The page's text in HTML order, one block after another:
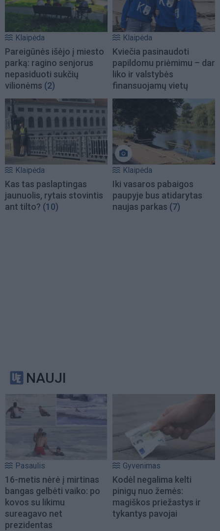
Klaipėda
Pareigūnės išėjo į miesto
parką: ragino senjorus
nepasiduoti sukčių
vilionėms (2)
Klaipėda
Kviečia pasinaudoti
papildomu priėmimu – dar
liko ir valstybės
finansuojamų vietų
Klaipėda
Kas tas paslaptingas
jaunuolis, rytais stovintis
ant tilto? (10)
Klaipėda
Iki vasaros pabaigos
paupyje bus atidarytas
naujas parkas (7)
NAUJI
Pasaulis
16-metis nėrė į mirtinas
bangas gelbėti vaiko: po
kovos su likimu
sureagavo net
prezidentas
Gyvenimas
Kodėl negalima kelti
pinigų nuo žemės:
magiškos priežastys ir
tykantys pavojai